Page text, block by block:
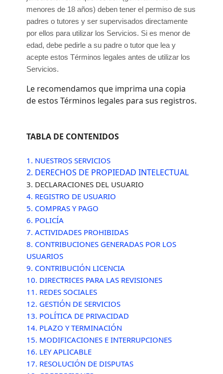
menores de 18 años) deben tener el permiso de sus
padres o tutores y ser supervisados directamente
por ellos para utilizar los Servicios. Si es menor de
edad, debe pedirle a su padre o tutor que lea y
acepte estos Términos legales antes de utilizar los
Servicios.
Le recomendamos que imprima una copia
de estos Términos legales para sus registros.
TABLA DE CONTENIDOS
1. NUESTROS SERVICIOS
2. DERECHOS DE PROPIEDAD INTELECTUAL
3. DECLARACIONES DEL USUARIO
4. REGISTRO DE USUARIO
5. COMPRAS Y PAGO
6. POLICÍA
7. ACTIVIDADES PROHIBIDAS
8. CONTRIBUCIONES GENERADAS POR LOS
USUARIOS
9. CONTRIBUCIÓN LICENCIA
10. DIRECTRICES PARA LAS REVISIONES
11. REDES SOCIALES
12. GESTIÓN DE SERVICIOS
13. POLÍTICA DE PRIVACIDAD
14. PLAZO Y TERMINACIÓN
15. MODIFICACIONES E INTERRUPCIONES
16. LEY APLICABLE
17. RESOLUCIÓN DE DISPUTAS